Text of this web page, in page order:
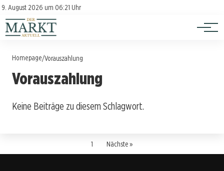
9. August 2026 um 06:21 Uhr
Kontakt
Impressum
Investition
Verbraucherschutz
Homepage/Vorauszahlung
Vorauszahlung
Keine Beiträge zu diesem Schlagwort.
1 Nächste »